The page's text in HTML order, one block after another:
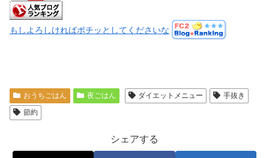
もしよろしければポチッとしてくださいな
おうちごはん 夜ごはん ダイエットメニュー
手抜き
節約
シェアする